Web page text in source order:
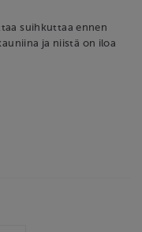
suihkuttaa ennen
ja niistä on iloa